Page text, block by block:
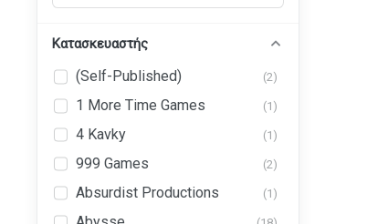
Κατασκευαστής
(Self-Published) (2)
1 More Time Games (1)
4 Kavky (1)
999 Games (2)
Absurdist Productions (1)